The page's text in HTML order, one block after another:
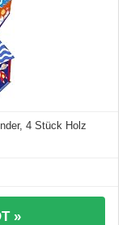
4 Stück Holz
»